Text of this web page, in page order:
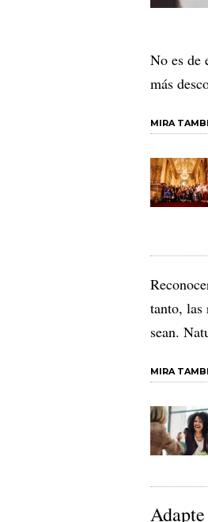
No es de
más
MIRA
tanto, las
sean.
MIRA